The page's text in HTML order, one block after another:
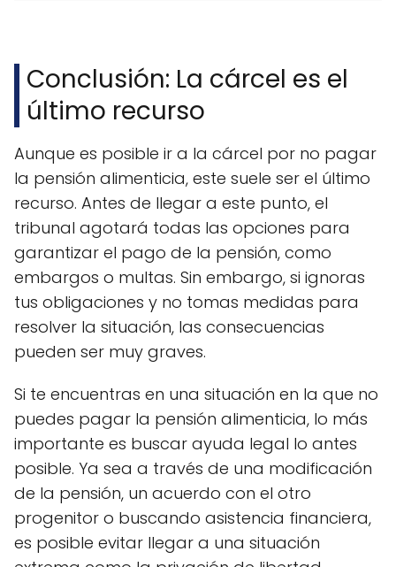
Conclusión: La cárcel es el
último recurso
Aunque es posible ir a la cárcel por no pagar
la pensión alimenticia, este suele ser el último
recurso. Antes de llegar a este punto, el
tribunal agotará todas las opciones para
garantizar el pago de la pensión, como
embargos o multas. Sin embargo, si ignoras
tus obligaciones y no tomas medidas para
resolver la situación, las consecuencias
pueden ser muy graves.
Si te encuentras en una situación en la que no
puedes pagar la pensión alimenticia, lo más
importante es buscar ayuda legal lo antes
posible. Ya sea a través de una modificación
de la pensión, un acuerdo con el otro
progenitor o buscando asistencia financiera,
es posible evitar llegar a una situación